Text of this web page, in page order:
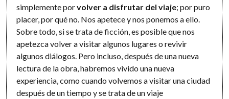
simplemente porvolver a disfrutar del viaje; por puro
placer, por qué no. Nos apetece y nos ponemos a ello.
Sobre todo, si se trata de ficción, es posible que nos
apetezca volver a visitar algunos lugares o revivir
algunos diálogos. Pero incluso, después de una nueva
lectura de la obra, habremos vivido una nueva
experiencia, como cuando volvemos a visitar una ciudad
después de un tiempo y se trata de un viaje